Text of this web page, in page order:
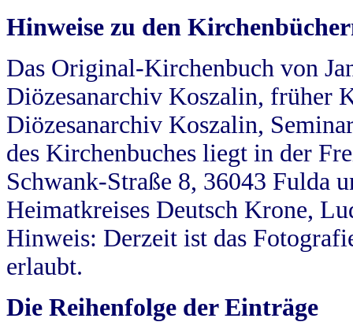
Hinweise zu den
Das Original-Kirchenbuch von
Diözesanarchiv Koszalin, früher
Diözesanarchiv Koszalin,
des Kirchenbuches liegt in der
Schwank-Straße 8, 36043 Fulda
Heimatkreises Deutsch Krone,
Hinweis: Derzeit ist das
erlaubt.
Die Reihenfolge der Einträge